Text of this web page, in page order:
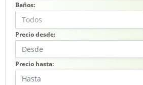
Baños:
Todos
Precio desde:
Precio hasta: